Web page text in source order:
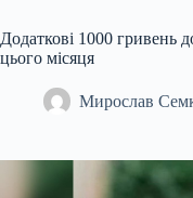
Додаткові 1000 гривень
цього місяця
Мирослав